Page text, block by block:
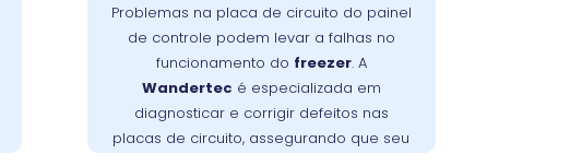
Problemas na placa de circuito do painel
de controle podem levar a falhas no
funcionamento do freezer. A
Wandertec é especializada em
diagnosticar e corrigir defeitos nas
placas de circuito, assegurando que seu
funcionamentos
. Os técnicos da
no Xaxim são
falhas nas placas de circuito, garantindo
freezer
opere de forma
confiável e eficiente.